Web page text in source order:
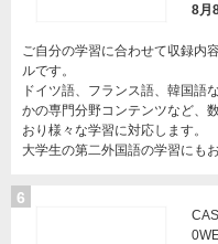
8月
ご自分の学習に合わせて収録内
ルです。
ドイツ語、フランス語、韓国語
かの専門分野コンテンツなど、
おり様々な学習に対応します。
大学生の第二外国語の学習にも
6